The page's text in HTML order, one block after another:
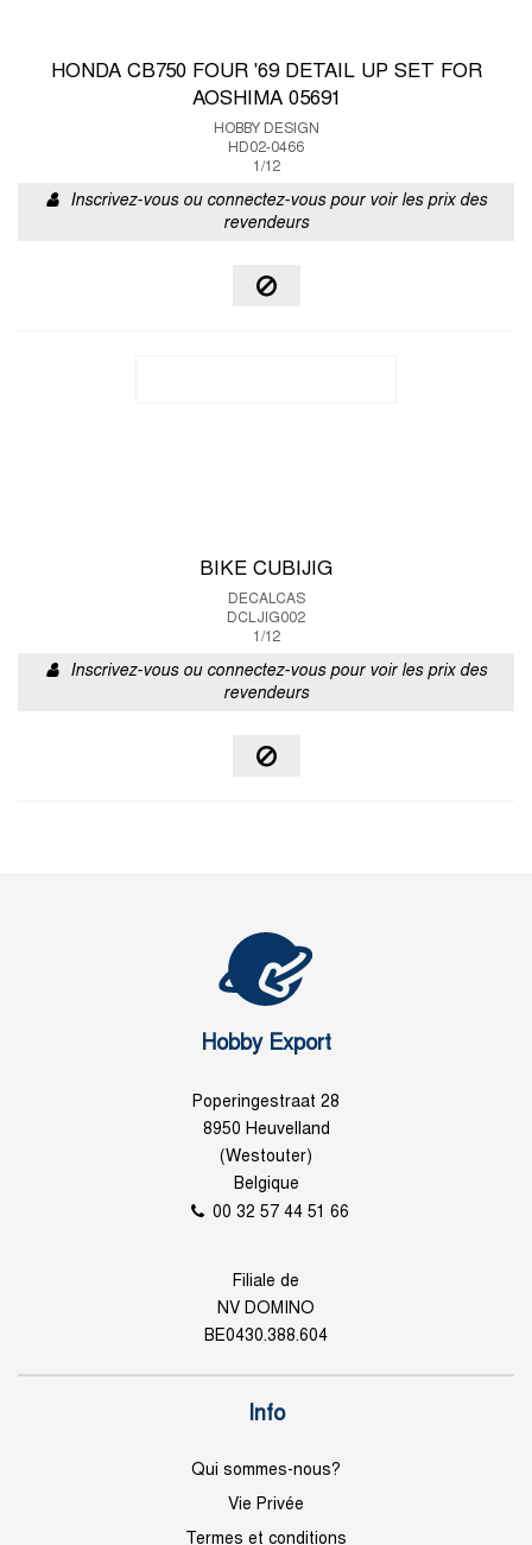
HONDA CB750 FOUR '69 DETAIL UP SET FOR
AOSHIMA 05691
HOBBY DESIGN
HD02-0466
1/12
Inscrivez-vous ou connectez-vous pour voir les prix des
revendeurs
BIKE CUBIJIG
DECALCAS
DCLJIG002
1/12
Inscrivez-vous ou connectez-vous pour voir les prix des
revendeurs
Hobby Export
Poperingestraat 28
8950 Heuvelland
(Westouter)
Belgique
00 32 57 44 51 66
Filiale de
NV DOMINO
BE0430.388.604
Info
Qui sommes-nous?
Vie Privée
Termes et conditions